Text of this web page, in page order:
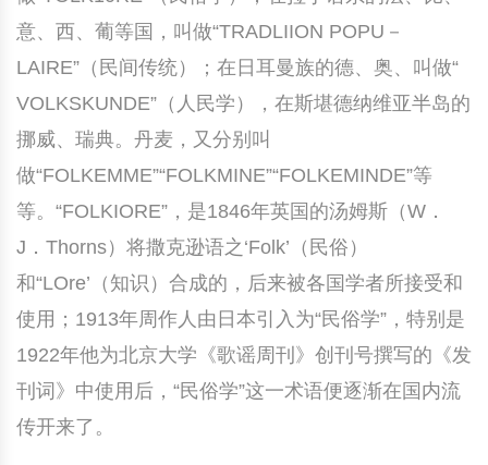
中国结
提线木偶
中国结
提线木偶
意、西、葡等国，叫做“TRADLIION POPU－
LAIRE”（民间传统）；在日耳曼族的德、奥、叫做“
VOLKSKUNDE”（人民学），在斯堪德纳维亚半岛的
挪威、瑞典。丹麦，又分别叫
做“FOLKEMME”“FOLKMINE”“FOLKEMINDE”等
等。“FOLKIORE”，是1846年英国的汤姆斯（W．
J．Thorns）将撒克逊语之‘Folk’（民俗）
和“LOre’（知识）合成的，后来被各国学者所接受和
使用；1913年周作人由日本引入为“民俗学”，特别是
1922年他为北京大学《歌谣周刊》创刊号撰写的《发
刊词》中使用后，“民俗学”这一术语便逐渐在国内流
传开来了。